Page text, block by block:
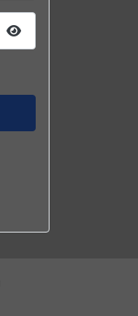
Passwort anzeigen